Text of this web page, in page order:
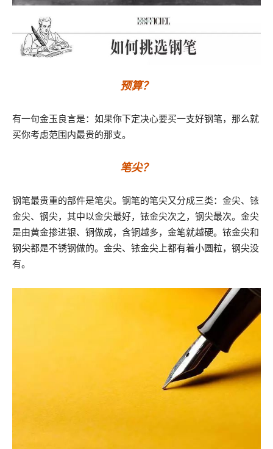
预算？
有一句金玉良言是：如果你下定决心要买一支好钢笔，那么就
买你考虑范围内最贵的那支。
笔尖？
钢笔最贵重的部件是笔尖。钢笔的笔尖又分成三类：金尖、铱
金尖、钢尖，其中以金尖最好，铱金尖次之，钢尖最次。金尖
是由黄金掺进银、铜做成，含铜越多，金笔就越硬。铱金尖和
钢尖都是不锈钢做的。金尖、铱金尖上都有着小圆粒，钢尖没
有。